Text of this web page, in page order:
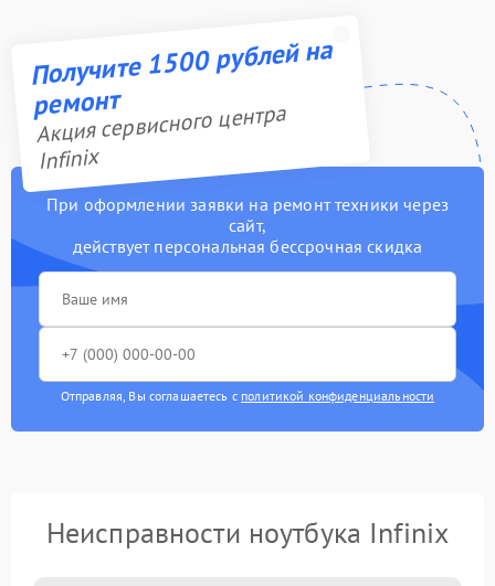
Получите 1500 рублей на
ремонт
Акция сервисного центра
Infinix
При оформлении заявки на ремонт техники через
сайт,
действует персональная бессрочная скидка
Отправляя, Вы соглашаетесь с политикой конфиденциальности
Неисправности ноутбука Infinix